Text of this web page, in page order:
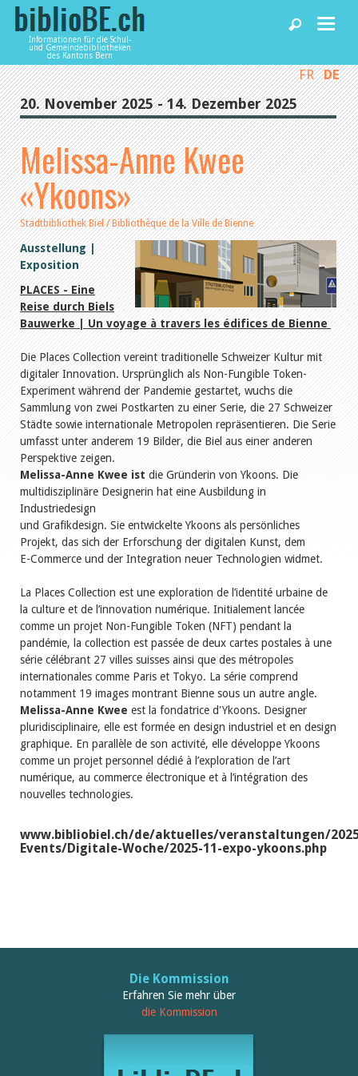
Informationen für die Schul-
und Gemeindebibliotheken
des Kantons Bern
Home
News und Fachbeiträge
Bibliotheken
Agenda
Dienstleistungen
biblioBE nutzen
FR DE
20. November 2025 - 14. Dezember 2025
Melissa-Anne Kwee
«Ykoons»
Stadtbibliothek Biel / Bibliothèque de la Ville de Bienne
Ausstellung |
Exposition
PLACES - Eine
Reise durch Biels
Bauwerke | Un voyage à travers les édifices de Bienne
Die Places Collection vereint traditionelle Schweizer Kultur mit
digitaler Innovation. Ursprünglich als Non-Fungible Token-
Experiment während der Pandemie gestartet, wuchs die
Sammlung von zwei Postkarten zu einer Serie, die 27 Schweizer
Städte sowie internationale Metropolen repräsentieren. Die Serie
umfasst unter anderem 19 Bilder, die Biel aus einer anderen
Perspektive zeigen.
Melissa-Anne Kwee ist die Gründerin von Ykoons. Die
multidisziplinäre Designerin hat eine Ausbildung in
Industriedesign
und Grafikdesign. Sie entwickelte Ykoons als persönliches
Projekt, das sich der Erforschung der digitalen Kunst, dem
E-Commerce und der Integration neuer Technologien widmet.
La Places Collection est une exploration de l’identité urbaine de
la culture et de l’innovation numérique. Initialement lancée
comme un projet Non-Fungible Token (NFT) pendant la
pandémie, la collection est passée de deux cartes postales à une
série célébrant 27 villes suisses ainsi que des métropoles
internationales comme Paris et Tokyo. La série comprend
notamment 19 images montrant Bienne sous un autre angle.
Melissa-Anne Kwee est la fondatrice d'Ykoons. Designer
pluridisciplinaire, elle est formée en design industriel et en design
graphique. En parallèle de son activité, elle développe Ykoons
comme un projet personnel dédié à l’exploration de l’art
numérique, au commerce électronique et à l’intégration des
nouvelles technologies.
www.bibliobiel.ch/de/aktuelles/veranstaltungen/
Events/Digitale-Woche/2025-11-expo-ykoons.php
Die Kommission
Erfahren Sie mehr über
die Kommission